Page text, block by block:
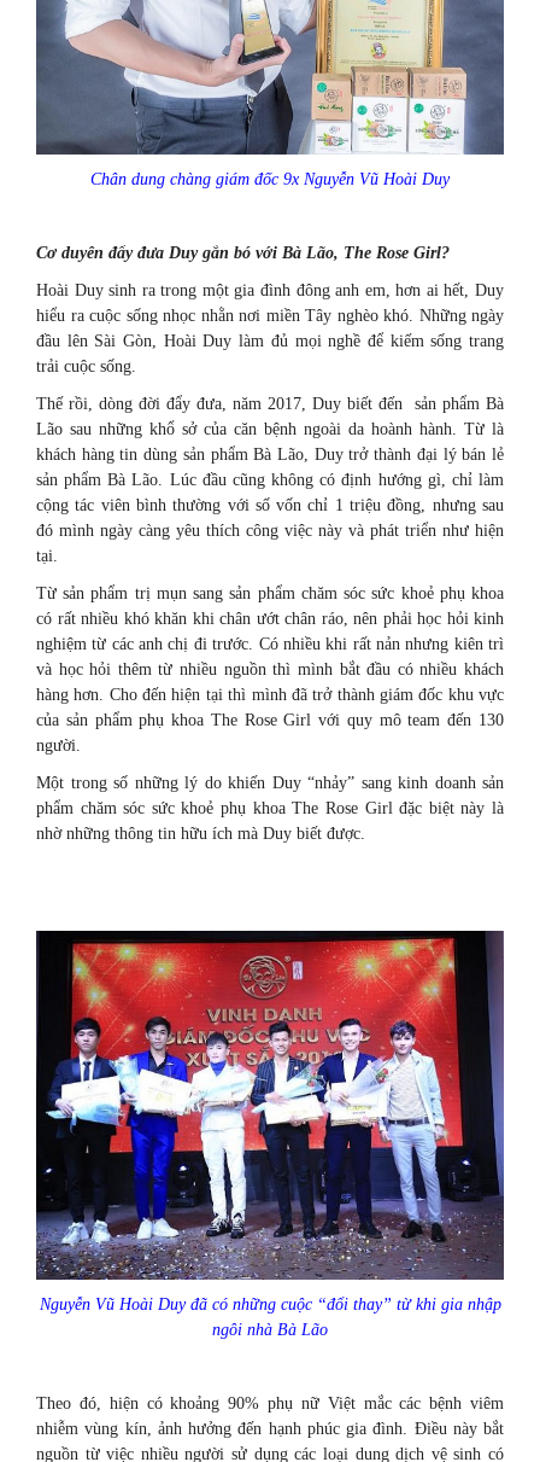
Chân dung chàng giám đốc 9x Nguyễn Vũ Hoài Duy
Cơ duyên đẩy đưa Duy gắn bó với Bà Lão, The Rose Girl?
Hoài Duy sinh ra trong một gia đình đông anh em, hơn ai hết, Duy
hiểu ra cuộc sống nhọc nhằn nơi miền Tây nghèo khó. Những ngày
đầu lên Sài Gòn, Hoài Duy làm đủ mọi nghề để kiếm sống trang
trải cuộc sống.
Thế rồi, dòng đời đẩy đưa, năm 2017, Duy biết đến sản phẩm Bà
Lão sau những khổ sở của căn bệnh ngoài da hoành hành. Từ là
khách hàng tin dùng sản phẩm Bà Lão, Duy trở thành đại lý bán lẻ
sản phẩm Bà Lão. Lúc đầu cũng không có định hướng gì, chỉ làm
cộng tác viên bình thường với số vốn chỉ 1 triệu đồng, nhưng sau
đó mình ngày càng yêu thích công việc này và phát triển như hiện
tại.
Từ sản phẩm trị mụn sang sản phẩm chăm sóc sức khoẻ phụ khoa
có rất nhiều khó khăn khi chân ướt chân ráo, nên phải học hỏi kinh
nghiệm từ các anh chị đi trước. Có nhiều khi rất nản nhưng kiên trì
và học hỏi thêm từ nhiều nguồn thì mình bắt đầu có nhiều khách
hàng hơn. Cho đến hiện tại thì mình đã trở thành giám đốc khu vực
của sản phẩm phụ khoa The Rose Girl với quy mô team đến 130
người.
Một trong số những lý do khiến Duy “nhảy” sang kinh doanh sản
phẩm chăm sóc sức khoẻ phụ khoa The Rose Girl đặc biệt này là
nhờ những thông tin hữu ích mà Duy biết được.
Nguyễn Vũ Hoài Duy đã có những cuộc “đổi thay” từ khi gia nhập
ngôi nhà Bà Lão
Theo đó, hiện có khoảng 90% phụ nữ Việt mắc các bệnh viêm
nhiễm vùng kín, ảnh hưởng đến hạnh phúc gia đình. Điều này bắt
nguồn từ việc nhiều người sử dụng các loại dung dịch vệ sinh có